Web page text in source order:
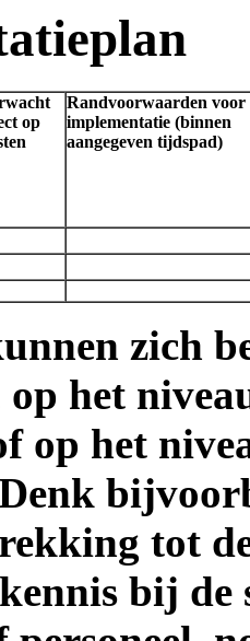
op
Randvoorwaarden voor
implementatie (binnen
aangegeven tijdspad)
zich
het
op het
tot
bij de